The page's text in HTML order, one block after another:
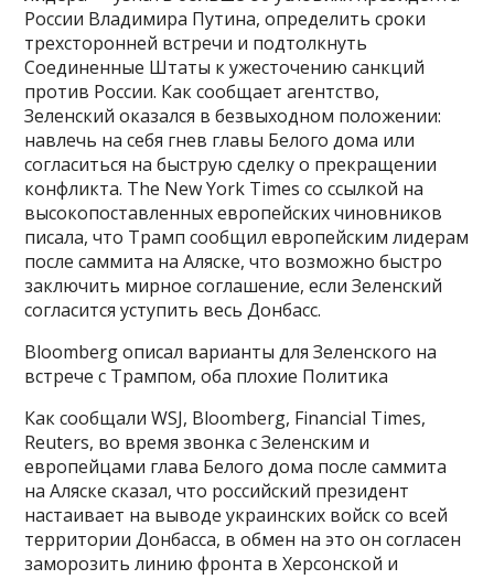
России Владимира Путина, определить сроки
трехсторонней встречи и подтолкнуть
Соединенные Штаты к ужесточению санкций
против России. Как сообщает агентство,
Зеленский оказался в безвыходном положении:
навлечь на себя гнев главы Белого дома или
согласиться на быструю сделку о прекращении
конфликта. The New York Times со ссылкой на
высокопоставленных европейских чиновников
писала, что Трамп сообщил европейским лидерам
после саммита на Аляске, что возможно быстро
заключить мирное соглашение, если Зеленский
согласится уступить весь Донбасс.
Bloomberg описал варианты для Зеленского на
встрече с Трампом, оба плохие Политика
Как сообщали WSJ, Bloomberg, Financial Times,
Reuters, во время звонка с Зеленским и
европейцами глава Белого дома после саммита
на Аляске сказал, что российский президент
настаивает на выводе украинских войск со всей
территории Донбасса, в обмен на это он согласен
заморозить линию фронта в Херсонской и